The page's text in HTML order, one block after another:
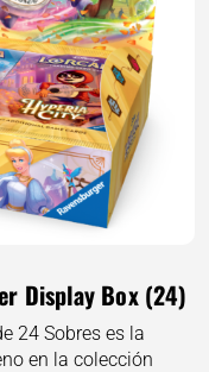
Display Box (24)
24 Sobres es la
en la colección